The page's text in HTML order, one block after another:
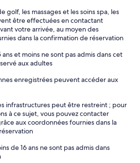
golf, les massages et les soins spa, les
être effectuées en contactant
votre arrivée, au moyen des
dans la confirmation de réservation
ans et moins ne sont pas admis dans cet
aux adultes
enregistrées peuvent accéder aux
infrastructures peut être restreint ; pour
à ce sujet, vous pouvez contacter
aux coordonnées fournies dans la
de 16 ans ne sont pas admis dans